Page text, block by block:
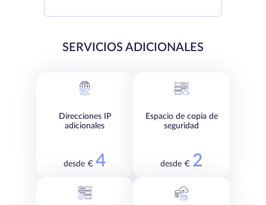
SERVICIOS ADICIONALES
Direcciones IP
adicionales
desde € 4
Espacio de copia de
seguridad
desde € 2